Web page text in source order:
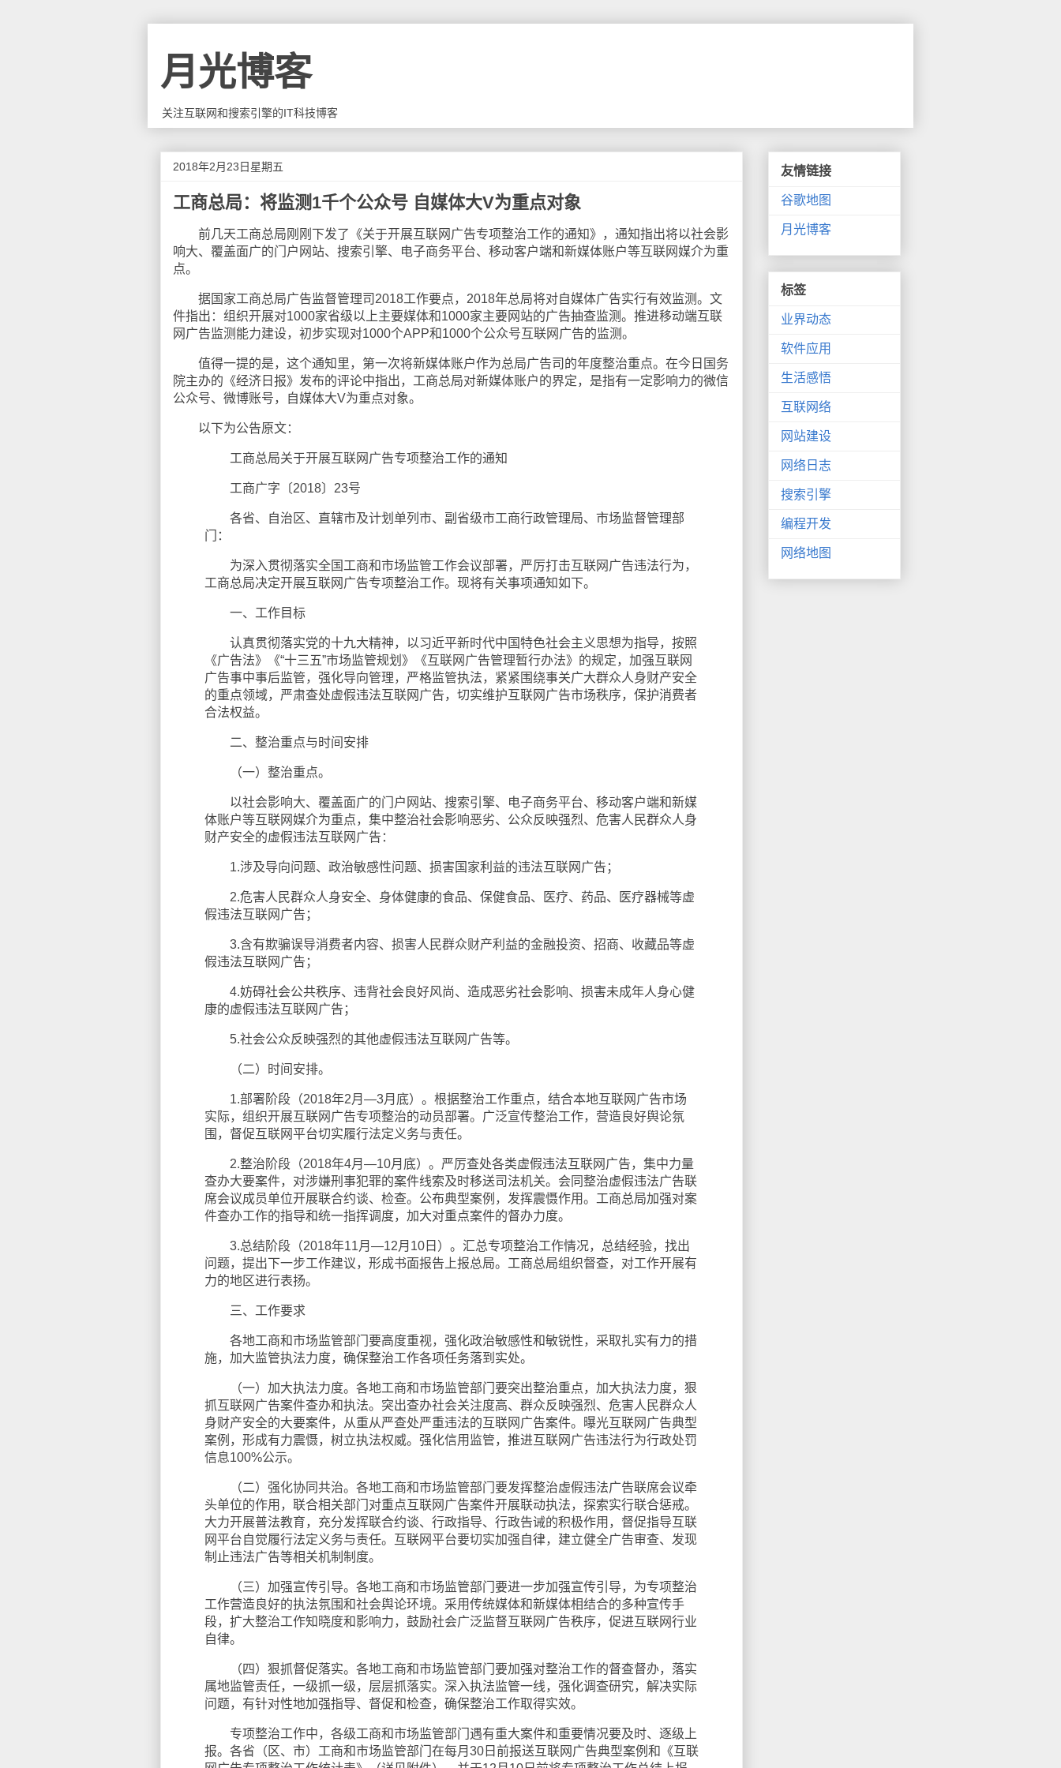
月光博客
关注互联网和搜索引擎的IT科技博客
2018年2月23日星期五
工商总局：将监测1千个公众号 自媒体大V为重点对象
前几天工商总局刚刚下发了《关于开展互联网广告专项整治工作的通知》，通知指出将以社会影
响大、覆盖面广的门户网站、搜索引擎、电子商务平台、移动客户端和新媒体账户等互联网媒介为重
点。
据国家工商总局广告监督管理司2018工作要点，2018年总局将对自媒体广告实行有效监测。文
件指出：组织开展对1000家省级以上主要媒体和1000家主要网站的广告抽查监测。推进移动端互联
网广告监测能力建设，初步实现对1000个APP和1000个公众号互联网广告的监测。
值得一提的是，这个通知里，第一次将新媒体账户作为总局广告司的年度整治重点。在今日国务
院主办的《经济日报》发布的评论中指出，工商总局对新媒体账户的界定，是指有一定影响力的微信
公众号、微博账号，自媒体大V为重点对象。
以下为公告原文：
工商总局关于开展互联网广告专项整治工作的通知
工商广字〔2018〕23号
各省、自治区、直辖市及计划单列市、副省级市工商行政管理局、市场监督管理部
门：
为深入贯彻落实全国工商和市场监管工作会议部署，严厉打击互联网广告违法行为，
工商总局决定开展互联网广告专项整治工作。现将有关事项通知如下。
一、工作目标
认真贯彻落实党的十九大精神，以习近平新时代中国特色社会主义思想为指导，按照
《广告法》《“十三五”市场监管规划》《互联网广告管理暂行办法》的规定，加强互联网
广告事中事后监管，强化导向管理，严格监管执法，紧紧围绕事关广大群众人身财产安全
的重点领域，严肃查处虚假违法互联网广告，切实维护互联网广告市场秩序，保护消费者
合法权益。
二、整治重点与时间安排
（一）整治重点。
以社会影响大、覆盖面广的门户网站、搜索引擎、电子商务平台、移动客户端和新媒
体账户等互联网媒介为重点，集中整治社会影响恶劣、公众反映强烈、危害人民群众人身
财产安全的虚假违法互联网广告：
1.涉及导向问题、政治敏感性问题、损害国家利益的违法互联网广告；
2.危害人民群众人身安全、身体健康的食品、保健食品、医疗、药品、医疗器械等虚
假违法互联网广告；
3.含有欺骗误导消费者内容、损害人民群众财产利益的金融投资、招商、收藏品等虚
假违法互联网广告；
4.妨碍社会公共秩序、违背社会良好风尚、造成恶劣社会影响、损害未成年人身心健
康的虚假违法互联网广告；
5.社会公众反映强烈的其他虚假违法互联网广告等。
（二）时间安排。
1.部署阶段（2018年2月—3月底）。根据整治工作重点，结合本地互联网广告市场
实际，组织开展互联网广告专项整治的动员部署。广泛宣传整治工作，营造良好舆论氛
围，督促互联网平台切实履行法定义务与责任。
2.整治阶段（2018年4月—10月底）。严厉查处各类虚假违法互联网广告，集中力量
查办大要案件，对涉嫌刑事犯罪的案件线索及时移送司法机关。会同整治虚假违法广告联
席会议成员单位开展联合约谈、检查。公布典型案例，发挥震慑作用。工商总局加强对案
件查办工作的指导和统一指挥调度，加大对重点案件的督办力度。
3.总结阶段（2018年11月—12月10日）。汇总专项整治工作情况，总结经验，找出
问题，提出下一步工作建议，形成书面报告上报总局。工商总局组织督查，对工作开展有
力的地区进行表扬。
三、工作要求
各地工商和市场监管部门要高度重视，强化政治敏感性和敏锐性，采取扎实有力的措
施，加大监管执法力度，确保整治工作各项任务落到实处。
（一）加大执法力度。各地工商和市场监管部门要突出整治重点，加大执法力度，狠
抓互联网广告案件查办和执法。突出查办社会关注度高、群众反映强烈、危害人民群众人
身财产安全的大要案件，从重从严查处严重违法的互联网广告案件。曝光互联网广告典型
案例，形成有力震慑，树立执法权威。强化信用监管，推进互联网广告违法行为行政处罚
信息100%公示。
（二）强化协同共治。各地工商和市场监管部门要发挥整治虚假违法广告联席会议牵
头单位的作用，联合相关部门对重点互联网广告案件开展联动执法，探索实行联合惩戒。
大力开展普法教育，充分发挥联合约谈、行政指导、行政告诫的积极作用，督促指导互联
网平台自觉履行法定义务与责任。互联网平台要切实加强自律，建立健全广告审查、发现
制止违法广告等相关机制制度。
（三）加强宣传引导。各地工商和市场监管部门要进一步加强宣传引导，为专项整治
工作营造良好的执法氛围和社会舆论环境。采用传统媒体和新媒体相结合的多种宣传手
段，扩大整治工作知晓度和影响力，鼓励社会广泛监督互联网广告秩序，促进互联网行业
自律。
（四）狠抓督促落实。各地工商和市场监管部门要加强对整治工作的督查督办，落实
属地监管责任，一级抓一级，层层抓落实。深入执法监管一线，强化调查研究，解决实际
问题，有针对性地加强指导、督促和检查，确保整治工作取得实效。
专项整治工作中，各级工商和市场监管部门遇有重大案件和重要情况要及时、逐级上
报。各省（区、市）工商和市场监管部门在每月30日前报送互联网广告典型案例和《互联
友情链接
谷歌地图
月光博客
标签
业界动态
软件应用
生活感悟
互联网络
网站建设
网络日志
搜索引擎
编程开发
网络地图